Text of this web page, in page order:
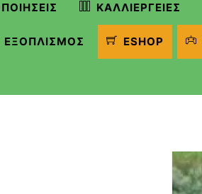
ΚΑΛΛΙΈΡΓΕΙΕΣ
ΕΞΟΠΛΙΣΜΌΣ ESHOP